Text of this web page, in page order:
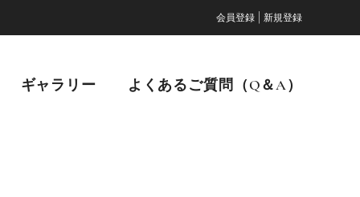
会員登録 新規登録
ギャラリー よくあるご質問（Q＆A）